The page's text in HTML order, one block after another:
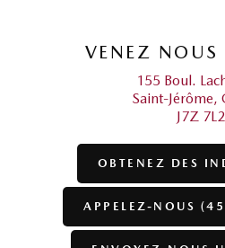
VENEZ NOUS
155 Boul.
Saint-Jérôme,
J7Z 7L2
OBTENEZ DES
APPELEZ-NOUS